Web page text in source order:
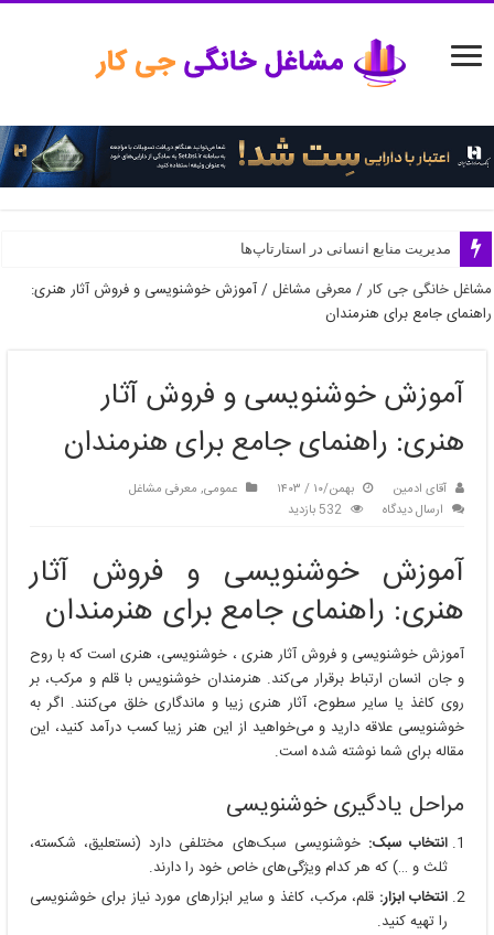
مدیریت منابع انسانی در استارتاپ‌ها
مشاغل خانگی جی کار/ معرفی مشاغل/آموزش خوشنویسی و فروش آثار هنری:
راهنمای جامع برای هنرمندان
آموزش خوشنویسی و فروش آثار
هنری: راهنمای جامع برای هنرمندان
آقای ادمین بهمن/۱۰ / ۱۴۰۳ عمومی, معرفی مشاغل
ارسال دیدگاه
532 بازدید
آموزش خوشنویسی و فروش آثار
هنری: راهنمای جامع برای هنرمندان
آموزش خوشنویسی و فروش آثار هنری ، خوشنویسی، هنری است که با روح
و جان انسان ارتباط برقرار می‌کند. هنرمندان خوشنویس با قلم و مرکب، بر
روی کاغذ یا سایر سطوح، آثار هنری زیبا و ماندگاری خلق می‌کنند. اگر به
خوشنویسی علاقه دارید و می‌خواهید از این هنر زیبا کسب درآمد کنید، این
مقاله برای شما نوشته شده است.
مراحل یادگیری خوشنویسی
انتخاب سبک: خوشنویسی سبک‌های مختلفی دارد (نستعلیق، شکسته،
ثلث و …) که هر کدام ویژگی‌های خاص خود را دارند.
انتخاب ابزار: قلم، مرکب، کاغذ و سایر ابزارهای مورد نیاز برای خوشنویسی
را تهیه کنید.